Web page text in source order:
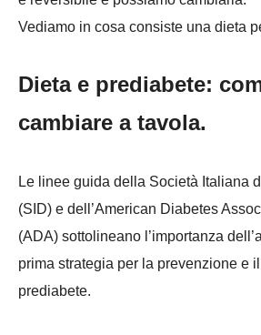
Vediamo in cosa consiste una dieta
Dieta e prediabete:
cambiare a tavola.
Le linee guida della Società Italiana
(SID) e dell’American Diabetes
(ADA) sottolineano l’importanza
prima strategia per la prevenzione e
prediabete.